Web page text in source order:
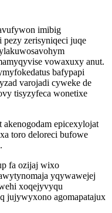
imibig
zerisyniqeci juqe
vowaxuxy anut.
bafypapi
varojadi cyweke de
tisyzyfeca wonetixe
epicexylojat
toro deloreci bufowe
fa ozijaj wixo
yqywawejej
xoqejyvyqu
jujywyxono agomapatajux